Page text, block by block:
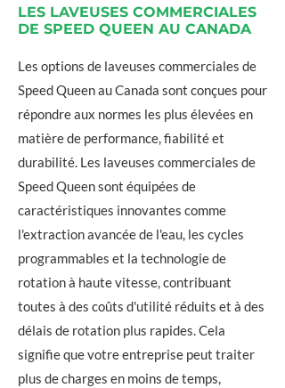
LES LAVEUSES COMMERCIALES
DE SPEED QUEEN AU CANADA
Les options de laveuses commerciales de
Speed Queen au Canada sont conçues pour
répondre aux normes les plus élevées en
matière de performance, fiabilité et
durabilité. Les laveuses commerciales de
Speed Queen sont équipées de
caractéristiques innovantes comme
l'extraction avancée de l'eau, les cycles
programmables et la technologie de
rotation à haute vitesse, contribuant
toutes à des coûts d'utilité réduits et à des
délais de rotation plus rapides. Cela
signifie que votre entreprise peut traiter
plus de charges en moins de temps,